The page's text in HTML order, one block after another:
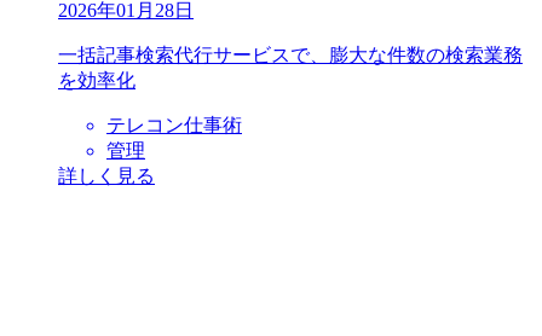
2026年01月28日
一括記事検索代行サービスで、膨大な件数の検索業務
を効率化
テレコン仕事術
管理
詳しく見る